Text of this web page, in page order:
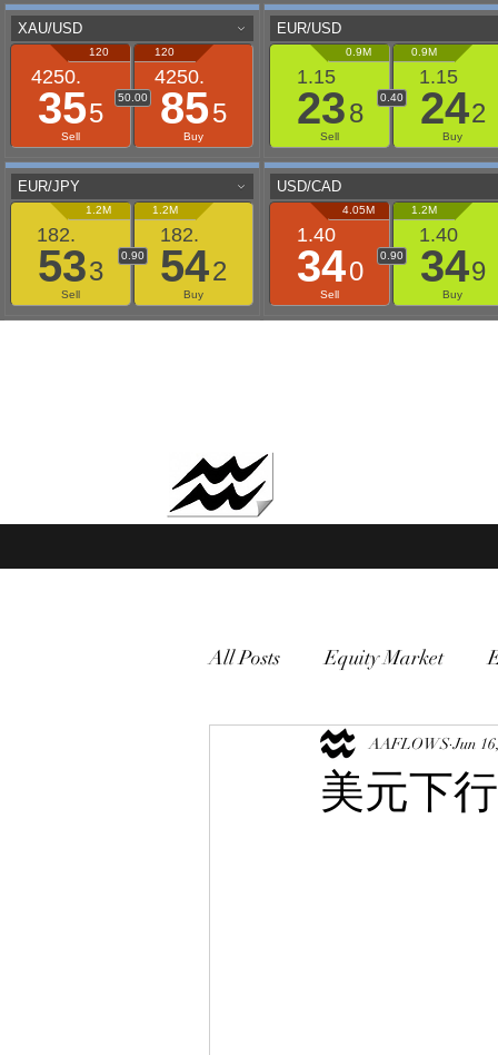
All Posts Equity Market
VIX Market
美元下
AAFLOWS Jun